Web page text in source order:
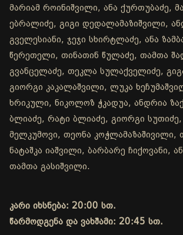
მარიამ როინიშვილი, ანა ქურთუბაძე,
ებრალიძე, გიგი დედალამაზიშვილი,
გველესიანი, ჯეჯი სხირტლაძე, ანა
წერეთელი, თინათინ წულაძე, თამთა
გვანცელაძე, თეკლა სულაქველიძე,
გიორგი კაკალაშვილი, ლუკა
ხრიკული, ნიკოლოზ ჭკადუა, ანდრია
ბლიაძე, რატი ბლიაძე, გიორგი
მელკუმოვი, თეონა კოჭლამაზაშივილი,
ნატაშკა იაშვილი, ბარბარე ჩიქოვანი,
თამთა გასიშვილი.
კარი იხსნება: 20:00 სთ.
წარმოდგენა და ვახშამი: 20:45 სთ.